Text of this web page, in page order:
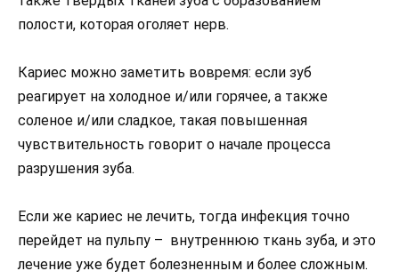
полости, которая оголяет нерв.
Кариес можно заметить вовремя: если зуб
реагирует на холодное и/или горячее, а также
соленое и/или сладкое, такая повышенная
чувствительность говорит о начале процесса
разрушения зуба.
Если же кариес не лечить, тогда инфекция точно
перейдет на пульпу – внутреннюю ткань зуба, и это
лечение уже будет болезненным и более сложным.